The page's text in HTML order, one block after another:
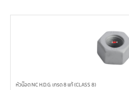
หัวน๊อต NC H.D.G. เกรด 8 แท้ (CLASS 8)